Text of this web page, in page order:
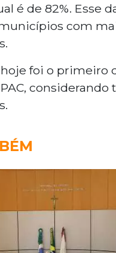
é de 82%. Esse
com
foi o primeiro
considerando